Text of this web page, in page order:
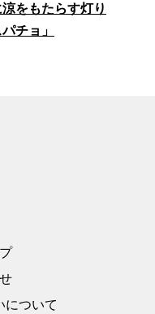
をもたらす灯り
チョ」
について